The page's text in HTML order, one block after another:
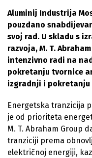
Aluminij Industrija
pouzdano
svoj rad. U skladu s
razvoja, M. T.
intenzivno radi na
pokretanju tvornice
izgradnji i pokretanju
Energetska tranzicija
je od prioriteta
M. T. Abraham Group
tranziciji prema
električnoj energiji,